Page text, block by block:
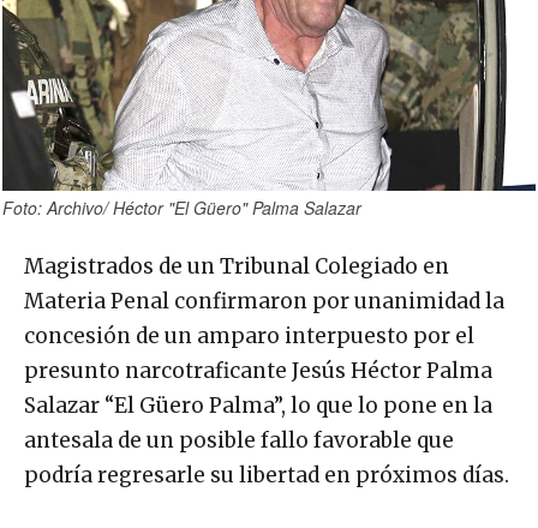
Foto: Archivo/ Héctor "El Güero" Palma Salazar
Magistrados de un Tribunal Colegiado en
Materia Penal confirmaron por unanimidad la
concesión de un amparo interpuesto por el
presunto narcotraficante Jesús Héctor Palma
Salazar “El Güero Palma”, lo que lo pone en la
antesala de un posible fallo favorable que
podría regresarle su libertad en próximos días.